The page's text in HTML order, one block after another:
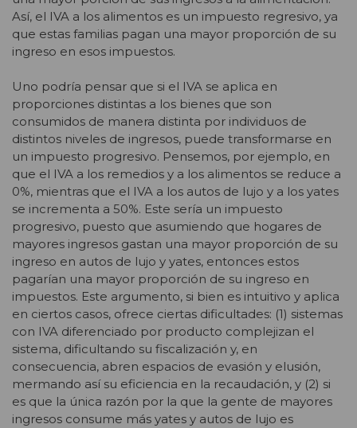
Así, el IVA a los alimentos es un impuesto regresivo, ya
que estas familias pagan una mayor proporción de su
ingreso en esos impuestos.
Uno podría pensar que si el IVA se aplica en
proporciones distintas a los bienes que son
consumidos de manera distinta por individuos de
distintos niveles de ingresos, puede transformarse en
un impuesto progresivo. Pensemos, por ejemplo, en
que el IVA a los remedios y a los alimentos se reduce a
0%, mientras que el IVA a los autos de lujo y a los yates
se incrementa a 50%. Este sería un impuesto
progresivo, puesto que asumiendo que hogares de
mayores ingresos gastan una mayor proporción de su
ingreso en autos de lujo y yates, entonces estos
pagarían una mayor proporción de su ingreso en
impuestos. Este argumento, si bien es intuitivo y aplica
en ciertos casos, ofrece ciertas dificultades: (1) sistemas
con IVA diferenciado por producto complejizan el
sistema, dificultando su fiscalización y, en
consecuencia, abren espacios de evasión y elusión,
mermando así su eficiencia en la recaudación, y (2) si
es que la única razón por la que la gente de mayores
ingresos consume más yates y autos de lujo es